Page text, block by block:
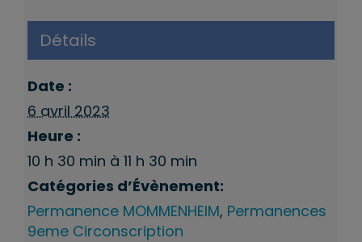
Détails
Date :
6 avril 2023
Heure :
10 h 30 min à 11 h 30 min
Catégories d’Évènement:
Permanence MOMMENHEIM, Permanences
9eme Circonscription